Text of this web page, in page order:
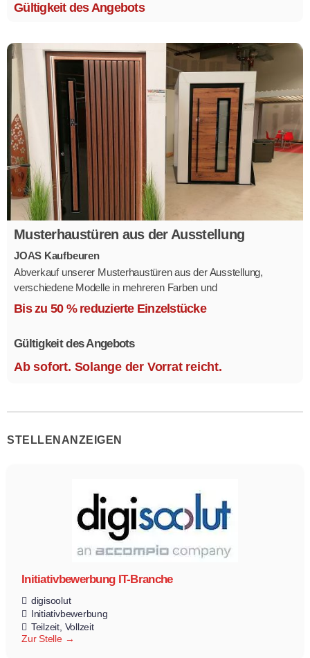
Gültigkeit des Angebots
Musterhaustüren aus der Ausstellung
JOAS Kaufbeuren
Abverkauf unserer Musterhaustüren aus der Ausstellung,
verschiedene Modelle in mehreren Farben und
Ausstattungsvarianten.
Bis zu 50 % reduzierte Einzelstücke
Gültigkeit des Angebots
Ab sofort. Solange der Vorrat reicht.
STELLENANZEIGEN
Initiativbewerbung IT-Branche
digisoolut
Initiativbewerbung
Teilzeit Vollzeit
Zur Stelle